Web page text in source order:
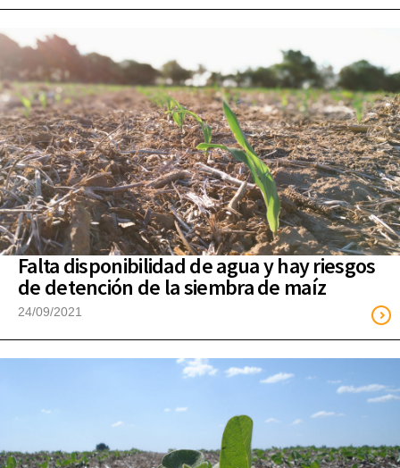
Falta disponibilidad de agua y hay riesgos
de detención de la siembra de maíz
24/09/2021